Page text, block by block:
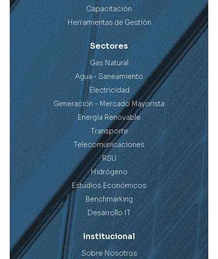
Capacitación
Herramientas de Gestión
Sectores
Gas Natural
Agua - Saneamiento
Electricidad
Generación - Mercado Mayorista
Energía Renovable
Transporte
Telecomunicaciones
RSU
Hidrógeno
Estudios Económicos
Benchmarking
Desarrollo IT
Institucional
Sobre Nosotros